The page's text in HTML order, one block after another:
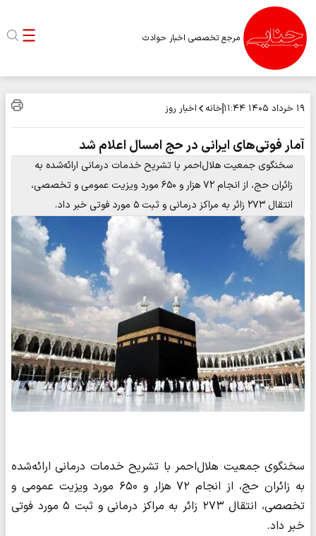
مرجع تخصصی اخبار حوادث
۱۹ خرداد ۱۴۰۵ ۱۱:۴۴ خانه اخبار روز
آمار فوتی‌های ایرانی در حج امسال اعلام شد
سخنگوی جمعیت هلال‌احمر با تشریح خدمات درمانی ارائه‌شده به
زائران حج، از انجام ۷۲ هزار و ۶۵۰ مورد ویزیت عمومی و تخصصی،
انتقال ۲۷۳ زائر به مراکز درمانی و ثبت ۵ مورد فوتی خبر داد.
سخنگوی جمعیت هلال‌احمر با تشریح خدمات درمانی ارائه‌شده
به زائران حج، از انجام ۷۲ هزار و ۶۵۰ مورد ویزیت عمومی و
تخصصی، انتقال ۲۷۳ زائر به مراکز درمانی و ثبت ۵ مورد فوتی
خبر داد.